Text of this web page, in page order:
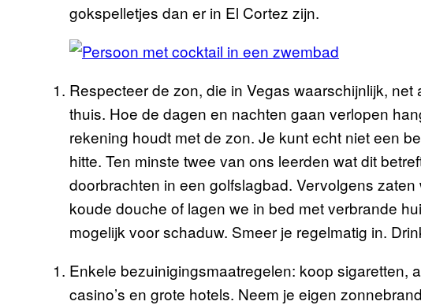
gokspelletjes dan er in El Cortez zijn.
Respecteer de zon, die in Vegas waarschijnlijk, net
thuis. Hoe de dagen en nachten gaan verlopen
rekening houdt met de zon. Je kunt echt niet een
hitte. Ten minste twee van ons leerden wat dit
doorbrachten in een golfslagbad. Vervolgens
koude douche of lagen we in bed met verbrande
mogelijk voor schaduw. Smeer je regelmatig in.
Enkele bezuinigingsmaatregelen: koop sigaretten,
casino’s en grote hotels. Neem je eigen